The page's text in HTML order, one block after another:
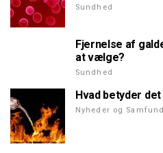
Sundhed
Fjernelse af
at vælge?
Sundhed
Hvad betyder
Nyheder og Samfund